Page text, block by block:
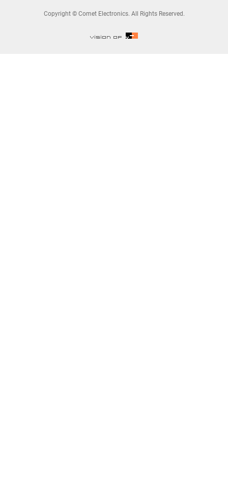
Copyright © Comet Electronics. All Rights Reserved.